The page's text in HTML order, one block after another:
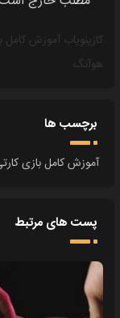
کازینویاب آموزش کامل
هوآنگ
برچسب ها
آموزش کامل بازی
پست های مرتبط